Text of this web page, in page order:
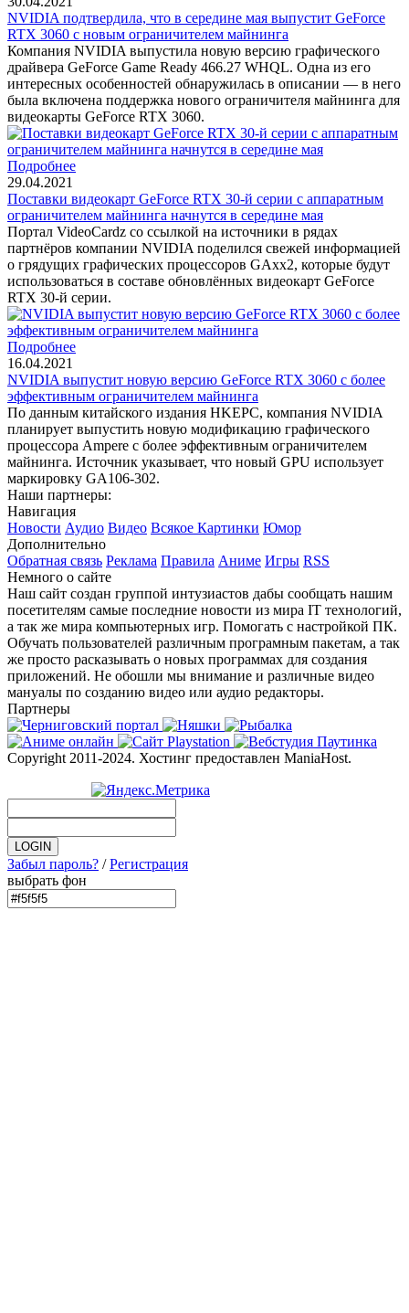
NVIDIA подтвердила, что в середине мая выпустит GeForce
RTX 3060 с новым ограничителем майнинга
Компания NVIDIA выпустила новую версию графического
драйвера GeForce Game Ready 466.27 WHQL. Одна из его
интересных особенностей обнаружилась в описании — в него
была включена поддержка нового ограничителя майнинга для
видеокарты GeForce RTX 3060.
Подробнее
29.04.2021
Поставки видеокарт GeForce RTX 30-й серии с аппаратным
ограничителем майнинга начнутся в середине мая
Портал VideoCardz со ссылкой на источники в рядах
партнёров компании NVIDIA поделился свежей информацией
о грядущих графических процессоров GAxx2, которые будут
использоваться в составе обновлённых видеокарт GeForce
RTX 30-й серии.
Подробнее
16.04.2021
NVIDIA выпустит новую версию GeForce RTX 3060 с более
эффективным ограничителем майнинга
По данным китайского издания HKEPC, компания NVIDIA
планирует выпустить новую модификацию графического
процессора Ampere с более эффективным ограничителем
майнинга. Источник указывает, что новый GPU использует
маркировку GA106-302.
Наши партнеры:
Навигация
Новости Аудио Видео Всякое Картинки Юмор
Дополнительно
Обратная связь Реклама Правила Аниме Игры RSS
Немного о сайте
Наш сайт создан группой интузиастов дабы сообщать нашим
посетителям самые последние новости из мира IT технологий,
а так же мира компьютерных игр. Помогать с настройкой ПК.
Обучать пользователей различным програмным пакетам, а так
же просто расказывать о новых программах для создания
приложений. Не обошли мы внимание и различные видео
мануалы по созданию видео или аудио редакторы.
Партнеры
Copyright 2011-2024. Хостинг предоставлен ManiaHost.
Забыл пароль? /Регистрация
выбрать фон